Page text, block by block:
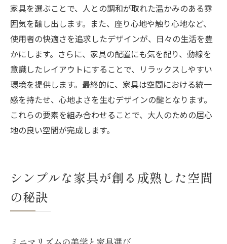
家具を選ぶことで、人との調和が取れた温かみのある雰
囲気を醸し出します。また、座り心地や触り心地など、
使用者の快適さを追求したデザインが、日々の生活を豊
かにします。さらに、家具の配置にも気を配り、動線を
意識したレイアウトにすることで、リラックスしやすい
環境を提供します。最終的に、家具は空間における統一
感を持たせ、心地よさを生むデザインの鍵となります。
これらの要素を組み合わせることで、大人のための居心
地の良い空間が完成します。
シンプルな家具が創る成熟した空間
の秘訣